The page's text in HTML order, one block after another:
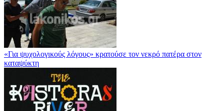
«Για ψυχολογικούς λόγους» κρατούσε τον νεκρό πατέρα στον
καταψύκτη